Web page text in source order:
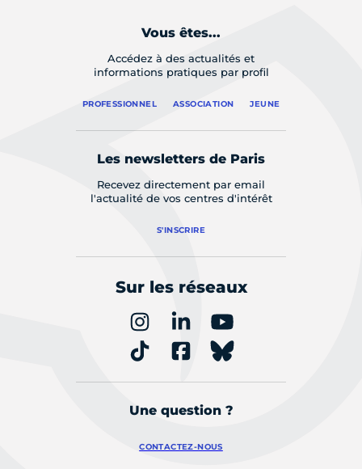
Vous êtes...
Accédez à des actualités et
informations pratiques par profil
PROFESSIONNEL ASSOCIATION JEUNE
Les newsletters de Paris
Recevez directement par email
l'actualité de vos centres d'intérêt
S'INSCRIRE
Sur les réseaux
Une question ?
CONTACTEZ-NOUS